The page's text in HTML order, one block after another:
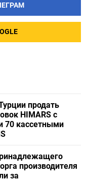
продать
HIMARS с
70 кассетными
производителя
за